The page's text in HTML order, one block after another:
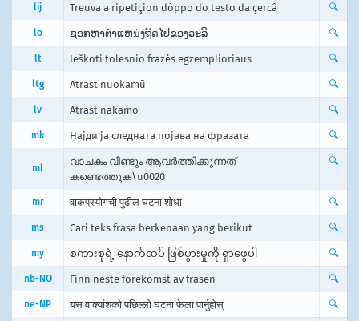
lij Treuva a ripetiçion dòppo do testo da çercâ 🔍
lo ຊອກຫາຕຳແຫນ່ງຖັດໄປຂອງວະລີ 🔍
lt Ieškoti tolesnio frazės egzemplioriaus 🔍
ltg Atrast nuokamū 🔍
lv Atrast nākamo 🔍
mk Најди ја следната појава на фразата 🔍
ml
വാചകം വീണ്ടും ആവര്‍ത്തിക്കുന്നത്‌
കണ്ടെത്തുക\u0020
🔍
mr वाकप्रयोगची पुढील घटना शोधा 🔍
ms Cari teks frasa berkenaan yang berikut 🔍
my စကားစုရဲ့ နောက်ထပ် ​ဖြစ်ပွားမှုကို ရှာဖွေပါ 🔍
nb-NO Finn neste forekomst av frasen 🔍
ne-NP यस वाक्यांशको पछिल्लो घटना फेला पार्नुहोस् 🔍